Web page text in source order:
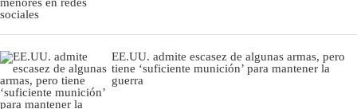
EE.UU. admite escasez de algunas armas, pero
tiene ‘suficiente munición’ para mantener la
guerra